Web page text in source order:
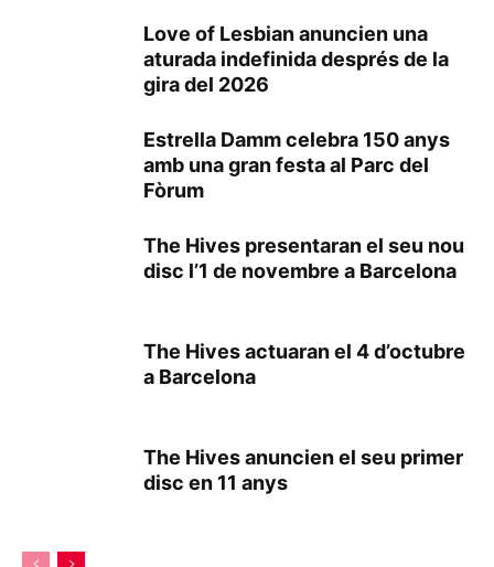
Love of Lesbian anuncien una
aturada indefinida després de la
gira del 2026
Estrella Damm celebra 150 anys
amb una gran festa al Parc del
Fòrum
The Hives presentaran el seu nou
disc l’1 de novembre a Barcelona
The Hives actuaran el 4 d’octubre
a Barcelona
The Hives anuncien el seu primer
disc en 11 anys